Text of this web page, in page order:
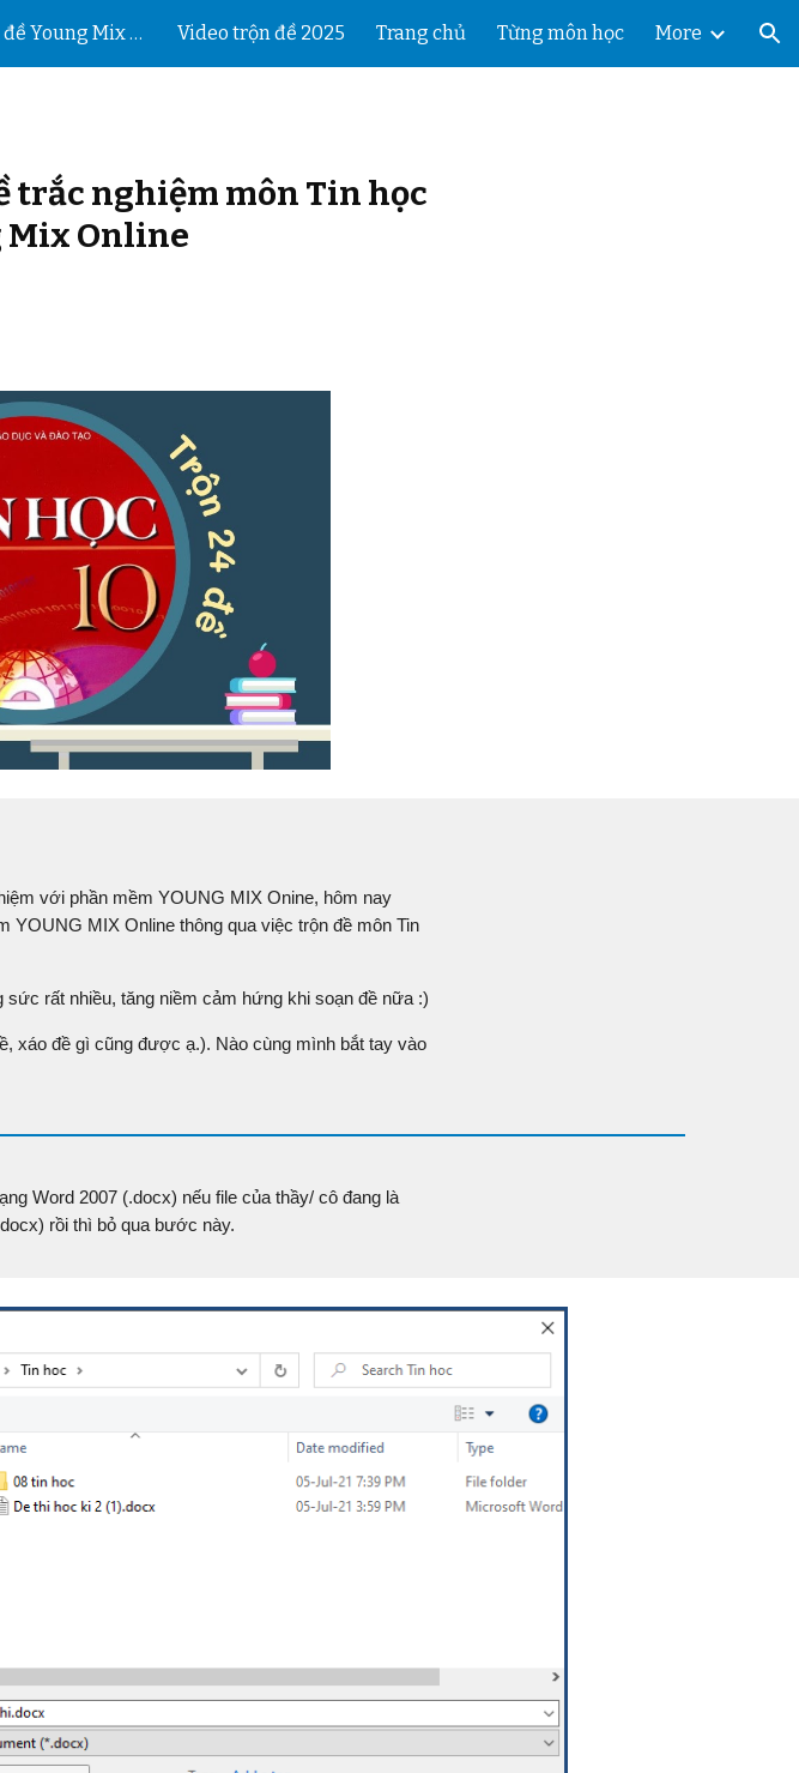
Skip to navigation
Hướng dẫn trộn đề Young Mix 2025 Video trộn đề 2025 Trang chủ Từng môn học More
trắc nghiệm môn Tin học
Mix Online
với phần mềm YOUNG MIX Onine, hôm nay
YOUNG MIX Online thông qua việc trộn đề mônTin
rất nhiều, tăng niềm cảm hứng khi soạn đề nữa :)
xáo đề gì cũng được ạ.). Nào cùng mình bắt tay vào
Word 2007 (.docx) nếu file của thầy/ cô đang là
rồi thì bỏ qua bước này.